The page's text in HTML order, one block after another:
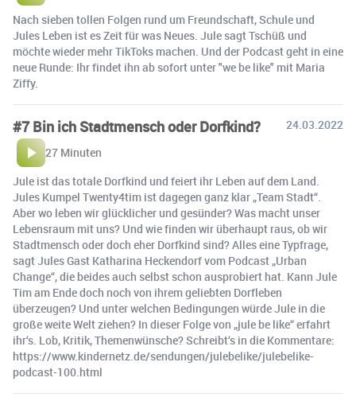
Nach sieben tollen Folgen rund um Freundschaft, Schule und
Jules Leben ist es Zeit für was Neues. Jule sagt Tschüß und
möchte wieder mehr TikToks machen. Und der Podcast geht in eine
neue Runde: Ihr findet ihn ab sofort unter "we be like" mit Maria
Ziffy.
#7 Bin ich Stadtmensch oder Dorfkind?
24.03.2022
27 Minuten
Jule ist das totale Dorfkind und feiert ihr Leben auf dem Land.
Jules Kumpel Twenty4tim ist dagegen ganz klar „Team Stadt“.
Aber wo leben wir glücklicher und gesünder? Was macht unser
Lebensraum mit uns? Und wie finden wir überhaupt raus, ob wir
Stadtmensch oder doch eher Dorfkind sind? Alles eine Typfrage,
sagt Jules Gast Katharina Heckendorf vom Podcast „Urban
Change“, die beides auch selbst schon ausprobiert hat. Kann Jule
Tim am Ende doch noch von ihrem geliebten Dorfleben
überzeugen? Und unter welchen Bedingungen würde Jule in die
große weite Welt ziehen? In dieser Folge von „jule be like“ erfahrt
ihr‘s. Lob, Kritik, Themenwünsche? Schreibt‘s in die Kommentare:
https://www.kindernetz.de/sendungen/julebelike/julebelike-
podcast-100.html